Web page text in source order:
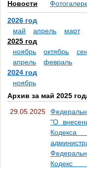
Новости
2026 год
май
апрель март
2025 год
ноябрь
октябрь
апрель
февраль
2024 год
ноябрь
Архив за май 2025
29.05.2025
"О
Кодекс